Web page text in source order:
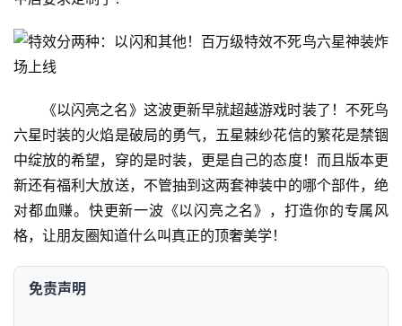
《以闪亮之名》这波更新早就超越游戏时装了！不死鸟
六星时装的火焰是破局的勇气，五星棘纱花信的繁花是禁锢
中绽放的希望，穿的是时装，更是自己的态度！而且版本更
新还有福利大放送，不管抽到这两套神装中的哪个部件，绝
对都血赚。快更新一波《以闪亮之名》，打造你的专属风
格，让朋友圈知道什么叫真正的顶奢美学！
免责声明